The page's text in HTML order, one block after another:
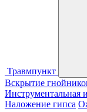
Травмпункт
Вскрытие
Инструментальная
Наложение гипса